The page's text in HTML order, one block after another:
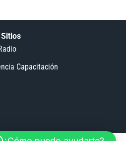
Capacitación